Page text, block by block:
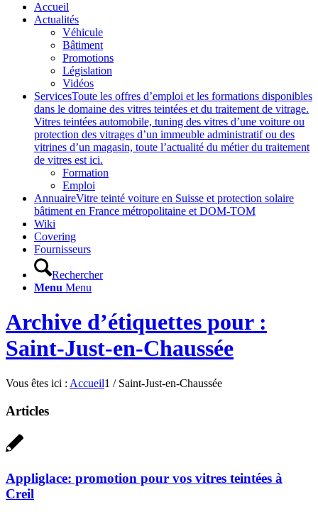
Accueil
Actualités
Véhicule
Bâtiment
Promotions
Législation
Vidéos
ServicesToute les offres d’emploi et les formations disponibles
dans le domaine des vitres teintées et du traitement de vitrage.
Vitres teintées automobile, tuning des vitres d’une voiture ou
protection des vitrages d’un immeuble administratif ou des
vitrines d’un magasin, toute l’actualité du métier du traitement
de vitres est ici.
Formation
Emploi
AnnuaireVitre teinté voiture en Suisse et protection solaire
bâtiment en France métropolitaine et DOM-TOM
Wiki
Covering
Fournisseurs
Rechercher
Menu Menu
Archive d’étiquettes pour :
Saint-Just-en-Chaussée
Vous êtes ici : Accueil1 / Saint-Just-en-Chaussée
Articles
Appliglace: promotion pour vos vitres teintées à
Creil